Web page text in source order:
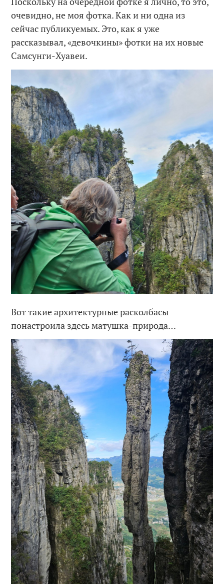
очевидно, не моя фотка. Как и ни одна из
сейчас публикуемых. Это, как я уже
рассказывал, «девочкины» фотки на их новые
Самсунги-Хуавеи.
Вот такие архитектурные расколбасы
понастроила здесь матушка-природа…